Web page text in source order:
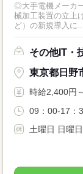
◎大手電機メーカ
械加工装置の立上げおよび条件検
ど）の新規導入に...
その他IT・
東京都日野
時給2,400円～
09：00-17：
土曜日 日曜